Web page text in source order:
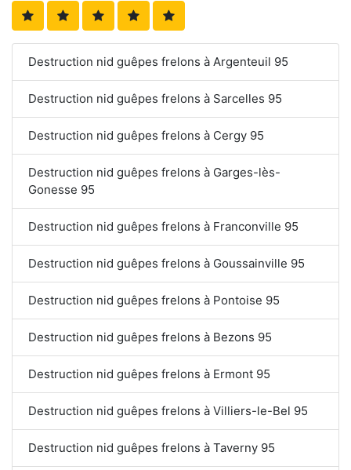
Destruction nid guêpes frelons à Argenteuil 95
Destruction nid guêpes frelons à Sarcelles 95
Destruction nid guêpes frelons à Cergy 95
Destruction nid guêpes frelons à Garges-lès-
Gonesse 95
Destruction nid guêpes frelons à Franconville 95
Destruction nid guêpes frelons à Goussainville 95
Destruction nid guêpes frelons à Pontoise 95
Destruction nid guêpes frelons à Bezons 95
Destruction nid guêpes frelons à Ermont 95
Destruction nid guêpes frelons à Villiers-le-Bel 95
Destruction nid guêpes frelons à Taverny 95